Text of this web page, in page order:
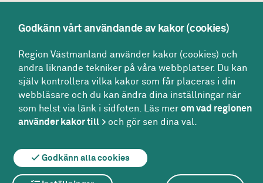
Facebook
Twitter
Youtube
Godkänn vårt användande av kakor (cookies)
Region Västmanland använder kakor (cookies) och
andra liknande tekniker på våra webbplatser. Du kan
själv kontrollera vilka kakor som får placeras i din
webbläsare och du kan ändra dina inställningar när
som helst via länk i sidfoten. Läs merom vad regionen
använder kakor till
och gör sen dina val.
Godkänn alla cookies